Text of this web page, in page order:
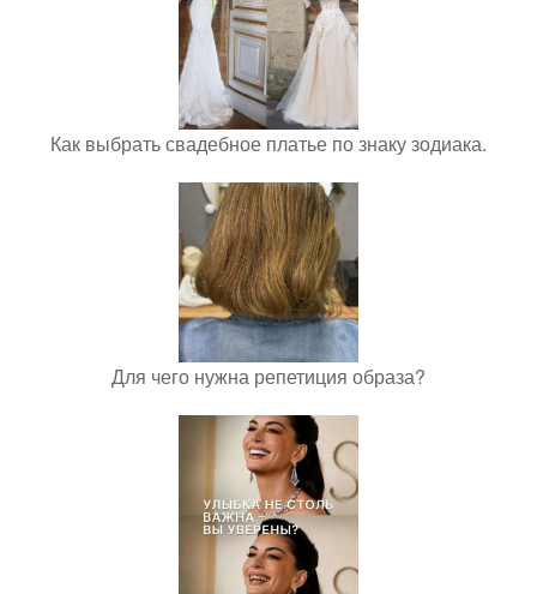
Как выбрать свадебное платье по знаку зодиака.
Для чего нужна репетиция образа?